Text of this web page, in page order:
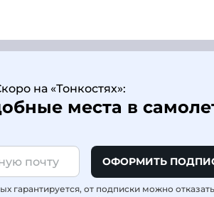
на «Тонкостях»:
места в
ОФОРМИТЬ
гарантируется, от подписки можно